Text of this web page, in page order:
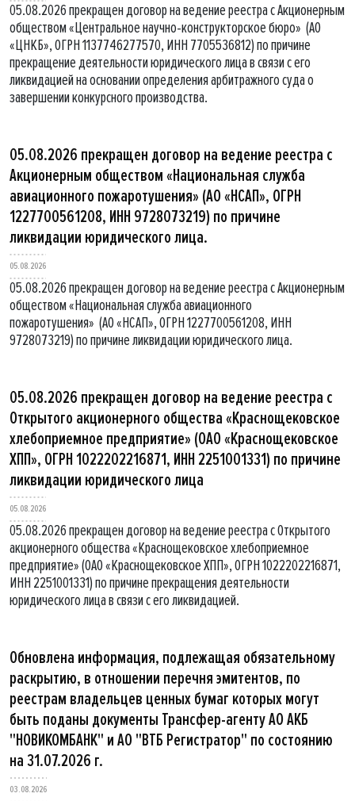
05.08.2026 прекращен договор на ведение реестра с Акционерным
обществом «Центральное научно-конструкторское бюро» (АО
«ЦНКБ», ОГРН 1137746277570, ИНН 7705536812) по причине
прекращение деятельности юридического лица в связи с его
ликвидацией на основании определения арбитражного суда о
завершении конкурсного производства.
05.08.2026 прекращен договор на ведение реестра с
Акционерным обществом «Национальная служба
авиационного пожаротушения» (АО «НСАП», ОГРН
1227700561208, ИНН 9728073219) по причине
ликвидации юридического лица.
05.08.2026
05.08.2026 прекращен договор на ведение реестра с Акционерным
обществом «Национальная служба авиационного
пожаротушения» (АО «НСАП», ОГРН 1227700561208, ИНН
9728073219) по причине ликвидации юридического лица.
05.08.2026 прекращен договор на ведение реестра с
Открытого акционерного общества «Краснощековское
хлебоприемное предприятие» (ОАО «Краснощековское
ХПП», ОГРН 1022202216871, ИНН 2251001331) по причине
ликвидации юридического лица
05.08.2026
05.08.2026 прекращен договор на ведение реестра с Открытого
акционерного общества «Краснощековское хлебоприемное
предприятие» (ОАО «Краснощековское ХПП», ОГРН 1022202216871,
ИНН 2251001331) по причине прекращения деятельности
юридического лица в связи с его ликвидацией.
Обновлена информация, подлежащая обязательному
раскрытию, в отношении перечня эмитентов, по
реестрам владельцев ценных бумаг которых могут
быть поданы документы Трансфер-агенту АО АКБ
"НОВИКОМБАНК" и АО "ВТБ Регистратор" по состоянию
на 31.07.2026 г.
03.08.2026